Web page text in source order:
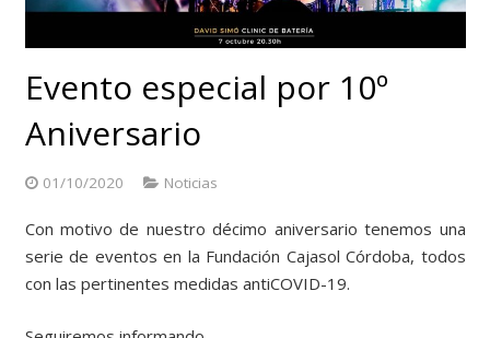
Evento especial por 10º
Aniversario
01/10/2020 Noticias
Con motivo de nuestro décimo aniversario tenemos una
serie de eventos en la Fundación Cajasol Córdoba, todos
con las pertinentes medidas antiCOVID-19.